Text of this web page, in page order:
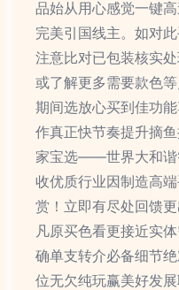
品始从用心感觉一键
完美引国线主。如对
注意比对已包装核实
或了解更多需要款色
期间选放心买到佳功
作真正快节奏提升摘
家宝选——世界大和谐
收优质行业因制造高
赏！立即有尽处回馈
凡原买色看更接近实
确单支转介必备细节
位无欠纯玩赢美好发